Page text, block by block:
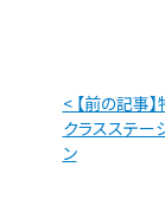
< 【前の記事
クラスステー
ン